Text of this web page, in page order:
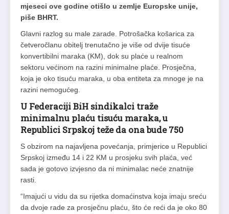
mjeseci ove godine otišlo u zemlje Europske unije,
piše BHRT.
Glavni razlog su male zarade. Potrošačka košarica za
četveročlanu obitelj trenutačno je više od dvije tisuće
konvertibilni maraka (KM), dok su plaće u realnom
sektoru većinom na razini minimalne plaće. Prosječna,
koja je oko tisuću maraka, u oba entiteta za mnoge je na
razini nemogućeg.
U Federaciji BiH sindikalci traže
minimalnu plaću tisuću maraka, u
Republici Srpskoj teže da ona bude 750
S obzirom na najavljena povećanja, primjerice u Republici
Srpskoj između 14 i 22 KM u prosjeku svih plaća, već
sada je gotovo izvjesno da ni minimalac neće znatnije
rasti.
“Imajući u vidu da su rijetka domaćinstva koja imaju sreću
da dvoje rade za prosječnu plaću, što će reći da je oko 80